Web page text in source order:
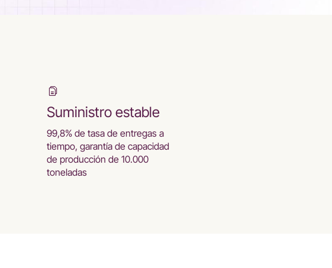
Suministro estable
99,8% de tasa de entregas a
tiempo, garantía de capacidad
de producción de 10.000
toneladas